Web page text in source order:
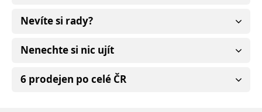
Nevíte si rady?
Nenechte si nic ujít
6 prodejen po celé ČR